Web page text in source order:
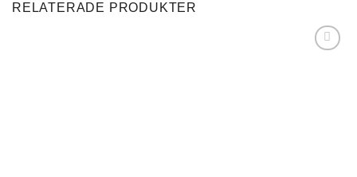
RELATERADE PRODUKTER